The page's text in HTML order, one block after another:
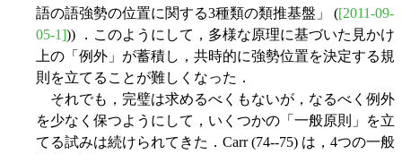
語の語強勢の位置に関する3種類の類推基盤」 ([2011-09-
05-1])) ．このようにして，多様な原理に基づいた見かけ
上の「例外」が蓄積し，共時的に強勢位置を決定する規
則を立てることが難しくなった．
それでも，完璧は求めるべくもないが，なるべく例外
を少なく保つようにして，いくつかの「一般原則」を立
てる試みは続けられてきた．Carr (74--75) は，4つの一般